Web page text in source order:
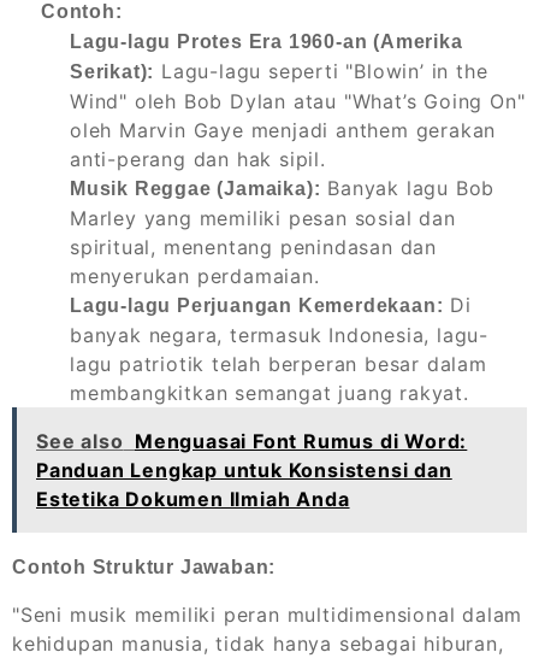
Contoh:
Lagu-lagu Protes Era 1960-an (Amerika
Serikat): Lagu-lagu seperti "Blowin’ in the
Wind" oleh Bob Dylan atau "What’s Going On"
oleh Marvin Gaye menjadi anthem gerakan
anti-perang dan hak sipil.
Musik Reggae (Jamaika): Banyak lagu Bob
Marley yang memiliki pesan sosial dan
spiritual, menentang penindasan dan
menyerukan perdamaian.
Lagu-lagu Perjuangan Kemerdekaan: Di
banyak negara, termasuk Indonesia, lagu-
lagu patriotik telah berperan besar dalam
membangkitkan semangat juang rakyat.
See also Menguasai Font Rumus di Word:
Panduan Lengkap untuk Konsistensi dan
Estetika Dokumen Ilmiah Anda
Contoh Struktur Jawaban:
"Seni musik memiliki peran multidimensional dalam
kehidupan manusia, tidak hanya sebagai hiburan,